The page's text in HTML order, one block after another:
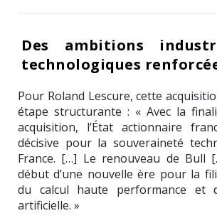
Des ambitions
technologiques
Pour Roland Lescure, cette
étape structurante : « Avec la
acquisition, l’État actionnaire
décisive pour la souveraineté
France. […] Le renouveau de Bull
début d’une nouvelle ère pour la
du calcul haute performance et
artificielle. »